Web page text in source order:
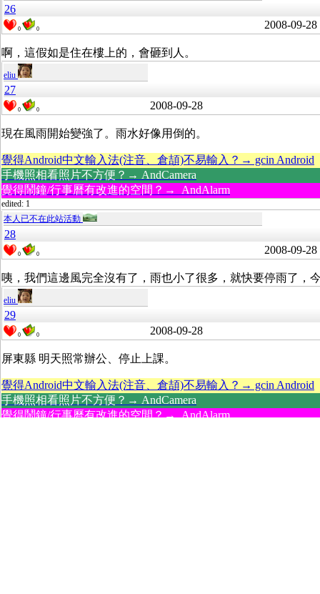
26
0 0 2008-09-28
啊，這假如是住在樓上的，會砸到人。
eliu
27
0 0 2008-09-28
現在風雨開始變強了。雨水好像用倒的。
覺得Android中文輸入法(注音、倉頡)不易輸入？→ gcin Android
手機照相看照片不方便？→ AndCamera
覺得鬧鐘/行事曆有改進的空間？→ AndAlarm
edited: 1
本人已不在此站活動
28
0 0 2008-09-28
咦，我們這邊風完全沒有了，雨也小了很多，就快要停雨了，
eliu
29
0 0 2008-09-28
屏東縣 明天照常辦公、停止上課。
覺得Android中文輸入法(注音、倉頡)不易輸入？→ gcin Android
手機照相看照片不方便？→ AndCamera
覺得鬧鐘/行事曆有改進的空間？→ AndAlarm